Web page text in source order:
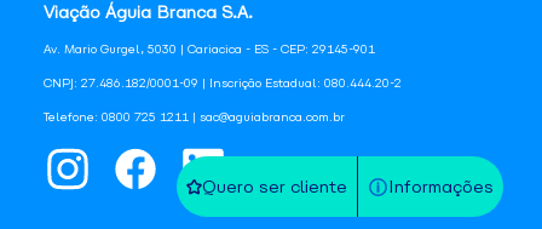
Quero ser cliente Informações
Viação Águia Branca S.A.
Av. Mario Gurgel, 5030 | Cariacica - ES - CEP: 29145-901
CNPJ: 27.486.182/0001-09 | Inscrição Estadual: 080.444.20-2
Telefone: 0800 725 1211 | sac@aguiabranca.com.br